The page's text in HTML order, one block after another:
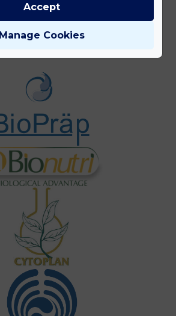
Manage Cookies
Accept